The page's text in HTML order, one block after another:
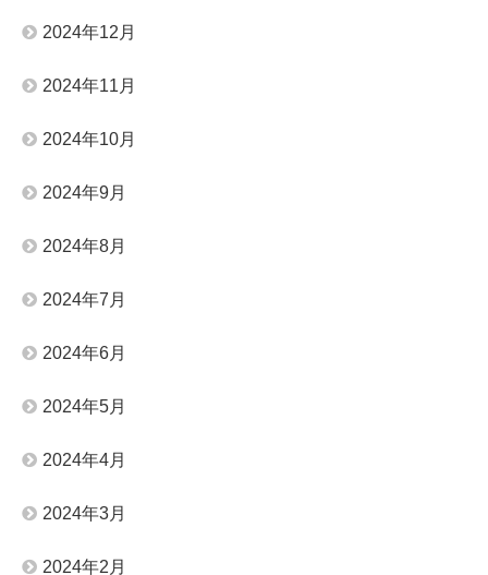
2024年12月
2024年11月
2024年10月
2024年9月
2024年8月
2024年7月
2024年6月
2024年5月
2024年4月
2024年3月
2024年2月